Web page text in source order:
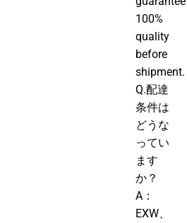
100%
quality
before
shipment.
Q.配達
条件は
どうな
ってい
ます
か？
A：
EXW、